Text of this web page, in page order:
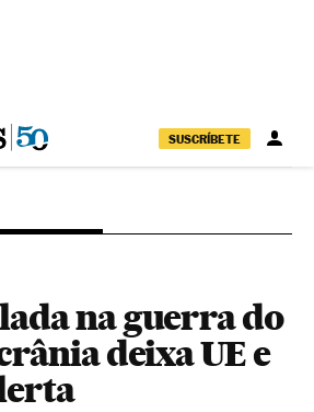
SUSCRÍBETE
na guerra do
deixa UE e